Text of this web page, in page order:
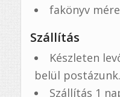
fakönyv
Szállítás
Készleten
belül postázunk.
Szállítás 1